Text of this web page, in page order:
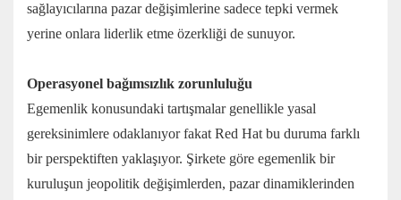
sağlayıcılarına pazar değişimlerine sadece tepki vermek
yerine onlara liderlik etme özerkliği de sunuyor.
Operasyonel bağımsızlık zorunluluğu
Egemenlik konusundaki tartışmalar genellikle yasal
gereksinimlere odaklanıyor fakat Red Hat bu duruma farklı
bir perspektiften yaklaşıyor. Şirkete göre egemenlik bir
kuruluşun jeopolitik değişimlerden, pazar dinamiklerinden